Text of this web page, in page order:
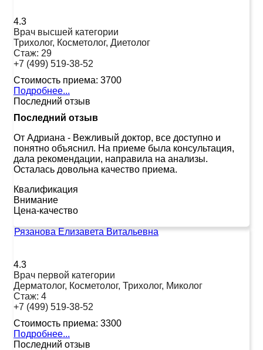
4.3
Врач высшей категории
Трихолог, Косметолог, Диетолог
Стаж: 29
+7 (499) 519-38-52
Стоимость приема: 3700
Подробнее...
Последний отзыв
Последний отзыв
От Адриана - Вежливый доктор, все доступно и
понятно объяснил. На приеме была консультация,
дала рекомендации, направила на анализы.
Осталась довольна качество приема.
Квалификация
Внимание
Цена-качество
Рязанова Елизавета Витальевна
4.3
Врач первой категории
Дерматолог, Косметолог, Трихолог, Миколог
Стаж: 4
+7 (499) 519-38-52
Стоимость приема: 3300
Подробнее...
Последний отзыв